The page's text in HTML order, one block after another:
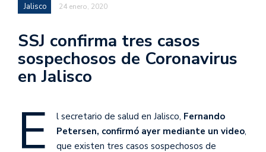
Jalisco 24 enero, 2020
SSJ confirma tres casos
sospechosos de Coronavirus
en Jalisco
E l secretario de salud en Jalisco, Fernando
Petersen, confirmó ayer mediante un video,
que existen tres casos sospechosos de